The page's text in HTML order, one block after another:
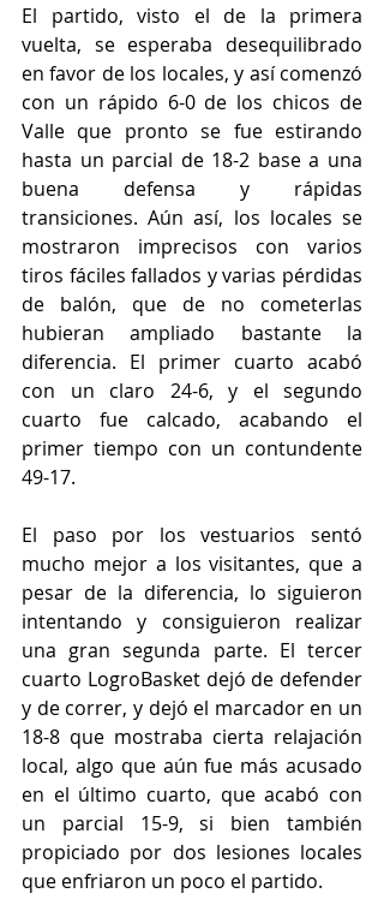
El partido, visto el de la primera
vuelta, se esperaba desequilibrado
en favor de los locales, y así comenzó
con un rápido 6-0 de los chicos de
Valle que pronto se fue estirando
hasta un parcial de 18-2 base a una
buena defensa y rápidas
transiciones. Aún así, los locales se
mostraron imprecisos con varios
tiros fáciles fallados y varias pérdidas
de balón, que de no cometerlas
hubieran ampliado bastante la
diferencia. El primer cuarto acabó
con un claro 24-6, y el segundo
cuarto fue calcado, acabando el
primer tiempo con un contundente
49-17.
El paso por los vestuarios sentó
mucho mejor a los visitantes, que a
pesar de la diferencia, lo siguieron
intentando y consiguieron realizar
una gran segunda parte. El tercer
cuarto LogroBasket dejó de defender
y de correr, y dejó el marcador en un
18-8 que mostraba cierta relajación
local, algo que aún fue más acusado
en el último cuarto, que acabó con
un parcial 15-9, si bien también
propiciado por dos lesiones locales
que enfriaron un poco el partido.